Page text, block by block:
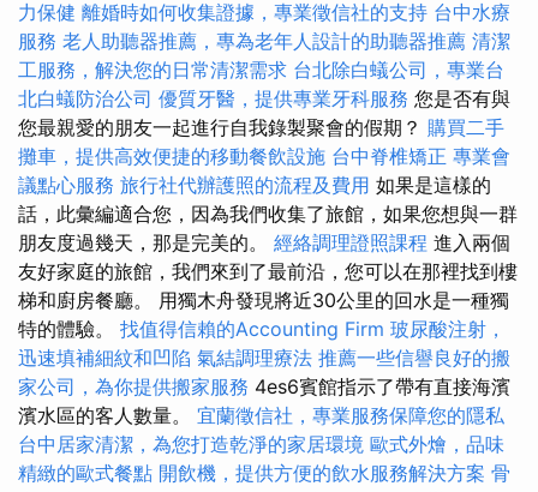
力保健 離婚時如何收集證據，專業徵信社的支持 台中水療
服務 老人助聽器推薦，專為老年人設計的助聽器推薦 清潔
工服務，解決您的日常清潔需求 台北除白蟻公司，專業台
北白蟻防治公司 優質牙醫，提供專業牙科服務 您是否有與
您最親愛的朋友一起進行自我錄製聚會的假期？ 購買二手
攤車，提供高效便捷的移動餐飲設施 台中脊椎矯正 專業會
議點心服務 旅行社代辦護照的流程及費用 如果是這樣的
話，此彙編適合您，因為我們收集了旅館，如果您想與一群
朋友度過幾天，那是完美的。 經絡調理證照課程 進入兩個
友好家庭的旅館，我們來到了最前沿，您可以在那裡找到樓
梯和廚房餐廳。 用獨木舟發現將近30公里的回水是一種獨
特的體驗。 找值得信賴的Accounting Firm 玻尿酸注射，
迅速填補細紋和凹陷 氣結調理療法 推薦一些信譽良好的搬
家公司，為你提供搬家服務 4es6賓館指示了帶有直接海濱
濱水區的客人數量。 宜蘭徵信社，專業服務保障您的隱私
台中居家清潔，為您打造乾淨的家居環境 歐式外燴，品味
精緻的歐式餐點 開飲機，提供方便的飲水服務解決方案 骨